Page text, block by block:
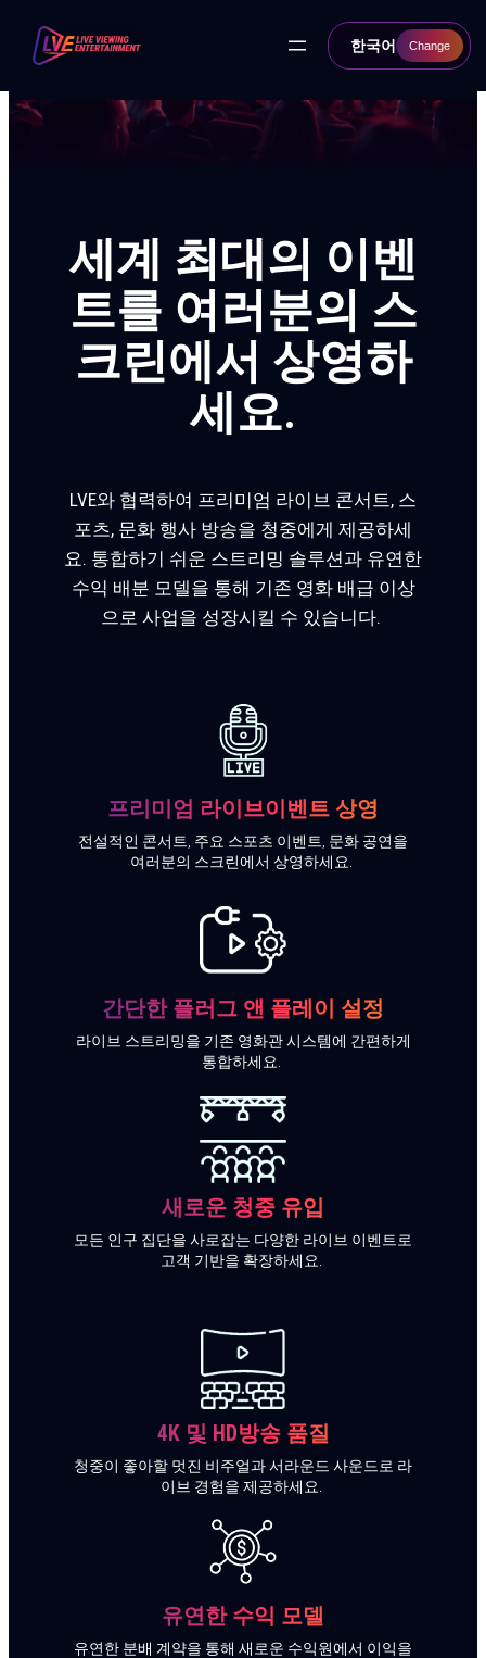
바
로
한국어 Change
세계 최대의 이벤
트를 여러분의 스
크린에서 상영하
세요.
LVE와 협력하여 프리미엄 라이브 콘서트, 스
포츠, 문화 행사 방송을 청중에게 제공하세
요. 통합하기 쉬운 스트리밍 솔루션과 유연한
수익 배분 모델을 통해 기존 영화 배급 이상
으로 사업을 성장시킬 수 있습니다.
프리미엄 라이브이벤트 상영
전설적인 콘서트, 주요 스포츠 이벤트, 문화 공연을
여러분의 스크린에서 상영하세요.
간단한 플러그 앤 플레이 설정
라이브 스트리밍을 기존 영화관 시스템에 간편하게
통합하세요.
새로운 청중 유입
모든 인구 집단을 사로잡는 다양한 라이브 이벤트로
고객 기반을 확장하세요.
4K 및 HD방송 품질
청중이 좋아할 멋진 비주얼과 서라운드 사운드로 라
이브 경험을 제공하세요.
유연한 수익 모델
유연한 분배 계약을 통해 새로운 수익원에서 이익을
Live Viewing
소식을 확인하세요!
최신 뉴스, 이벤트, 나에게 꼭 맞는 파트너십 기회를 놓치
지 마세요!
소식을 전해드릴 방법을 알려주세요.